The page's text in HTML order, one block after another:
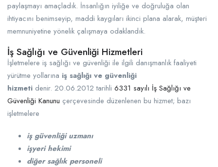
paylaşmayı amaçladık. İnsanlığın iyiliğe ve doğruluğa olan
ihtiyacını benimseyip, maddi kaygıları ikinci plana alarak, müşteri
memnuniyetine yönelik çalışmaya odaklandık.
İş Sağlığı ve Güvenliği Hizmetleri
İşletmelere iş sağlığı ve güvenliği ile ilgili danışmanlık faaliyeti
yürütme yollarına iş sağlığı ve güvenliği
hizmeti denir. 20.06.2012 tarihli 6331 sayılı İş Sağlığı ve
Güvenliği Kanunu çerçevesinde düzenlenen bu hizmet; bazı
işletmelere
iş güvenliği uzmanı
işyeri hekimi
diğer sağlık personeli